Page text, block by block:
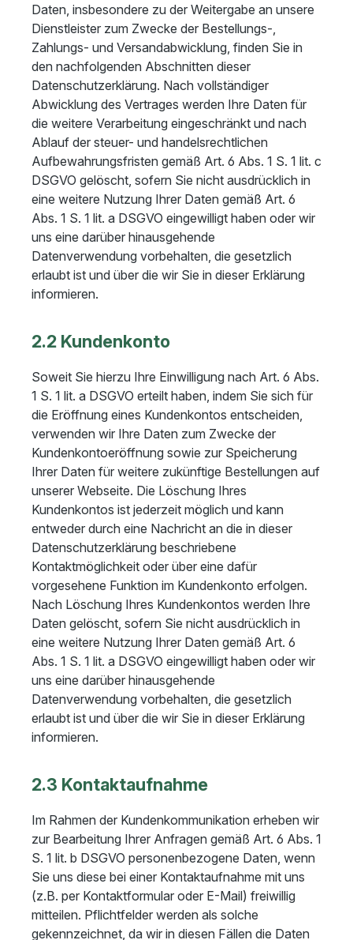
Daten, insbesondere zu der Weitergabe an unsere
Dienstleister zum Zwecke der Bestellungs-,
Zahlungs- und Versandabwicklung, finden Sie in
den nachfolgenden Abschnitten dieser
Datenschutzerklärung. Nach vollständiger
Abwicklung des Vertrages werden Ihre Daten für
die weitere Verarbeitung eingeschränkt und nach
Ablauf der steuer- und handelsrechtlichen
Aufbewahrungsfristen gemäß Art. 6 Abs. 1 S. 1 lit. c
DSGVO gelöscht, sofern Sie nicht ausdrücklich in
eine weitere Nutzung Ihrer Daten gemäß Art. 6
Abs. 1 S. 1 lit. a DSGVO eingewilligt haben oder wir
uns eine darüber hinausgehende
Datenverwendung vorbehalten, die gesetzlich
erlaubt ist und über die wir Sie in dieser Erklärung
informieren.
2.2 Kundenkonto
Soweit Sie hierzu Ihre Einwilligung nach Art. 6 Abs.
1 S. 1 lit. a DSGVO erteilt haben, indem Sie sich für
die Eröffnung eines Kundenkontos entscheiden,
verwenden wir Ihre Daten zum Zwecke der
Kundenkontoeröffnung sowie zur Speicherung
Ihrer Daten für weitere zukünftige Bestellungen auf
unserer Webseite. Die Löschung Ihres
Kundenkontos ist jederzeit möglich und kann
entweder durch eine Nachricht an die in dieser
Datenschutzerklärung beschriebene
Kontaktmöglichkeit oder über eine dafür
vorgesehene Funktion im Kundenkonto erfolgen.
Nach Löschung Ihres Kundenkontos werden Ihre
Daten gelöscht, sofern Sie nicht ausdrücklich in
eine weitere Nutzung Ihrer Daten gemäß Art. 6
Abs. 1 S. 1 lit. a DSGVO eingewilligt haben oder wir
uns eine darüber hinausgehende
Datenverwendung vorbehalten, die gesetzlich
erlaubt ist und über die wir Sie in dieser Erklärung
informieren.
2.3 Kontaktaufnahme
Im Rahmen der Kundenkommunikation erheben wir
zur Bearbeitung Ihrer Anfragen gemäß Art. 6 Abs. 1
S. 1 lit. b DSGVO personenbezogene Daten, wenn
Sie uns diese bei einer Kontaktaufnahme mit uns
(z.B. per Kontaktformular oder E-Mail) freiwillig
mitteilen. Pflichtfelder werden als solche
gekennzeichnet, da wir in diesen Fällen die Daten